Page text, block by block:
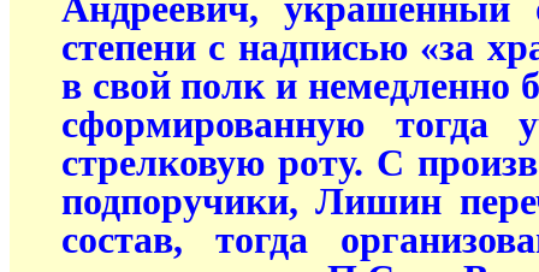
Андреевич,
степени с надписью «за
в свой полк и немедленно
сформированную тогда
стрелковую роту. С
подпоручики, Лишин
состав, тогда